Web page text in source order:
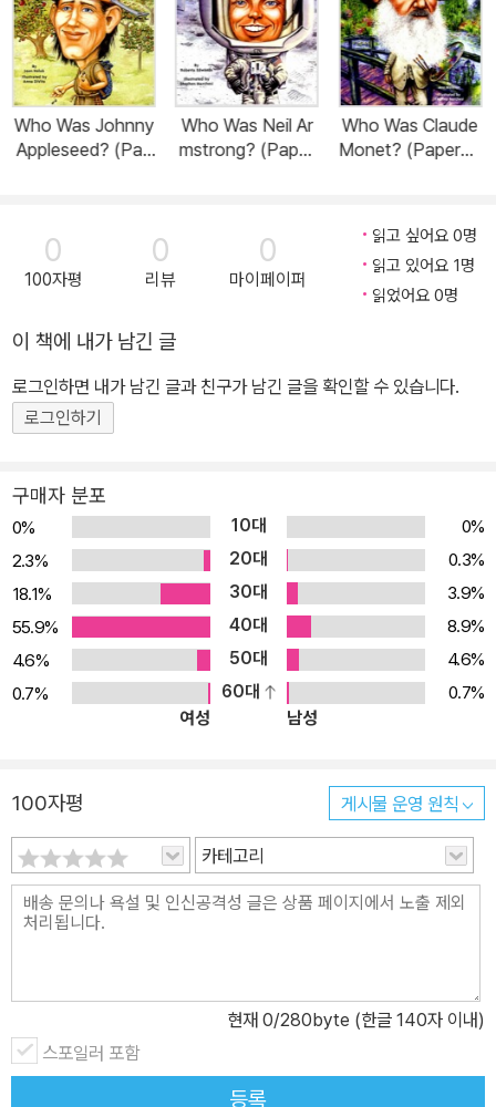
Who Was Johnny
Appleseed? (Pap
Who Was Neil Ar
mstrong? (Paper
Who Was Claude
Monet? (Paperba
0
100자평
0
리뷰
0
마이페이퍼
읽고 싶어요 0명
읽고 있어요 1명
읽었어요 0명
이 책에 내가 남긴 글
로그인하면 내가 남긴 글과 친구가 남긴 글을 확인할 수 있습니다.
로그인하기
구매자 분포
0% 10대
0%
2.3%
20대
0.3%
18.1%
30대
3.9%
55.9%
40대
8.9%
4.6%
50대
4.6%
0.7%
60대
0.7%
여성
남성
100자평 게시물 운영 원칙
카테고리
현재 0/280byte (한글 140자 이내)
스포일러 포함
등록